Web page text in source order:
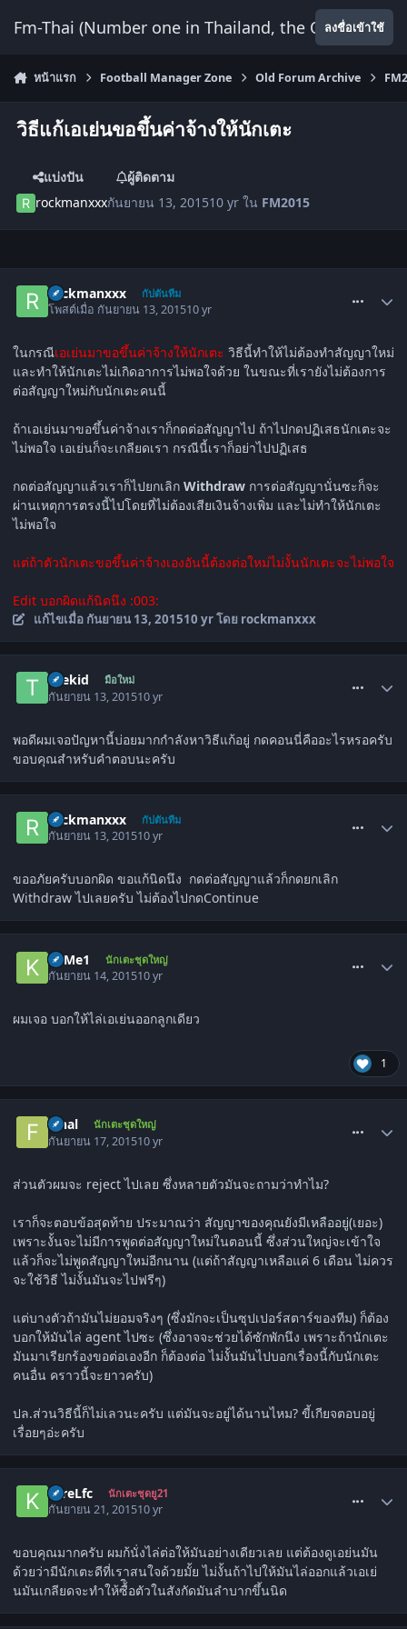
Fm-Thai (Number one in Thailand, the Onlyลงชื่อเข้าใช้
หน้าแรก Football Manager Zone Old Forum Archive
วิธีแก้เอเย่นขอขึ้นค่าจ้างให้นักเตะ
แบ่งปัน
ผู้ติดตาม
rockmanxxxกันยายน 13, 201510 yr ใน FM2015
rockmanxxx กัปตันทีม
โพสต์เมื่อ กันยายน 13, 201510 yr
ในกรณีเอเย่นมาขอขึ้นค่าจ้างให้นักเตะ วิธีนี้ทำให้ไม่ต้องทำสัญญาใหม่
และทำให้นักเตะไม่เกิดอาการไม่พอใจด้วย ในขณะที่เรายังไม่ต้องการ
ต่อสัญญาใหม่กับนักเตะคนนี้
ถ้าเอเย่นมาขอขึ้นค่าจ้างเราก็กดต่อสัญญาไป ถ้าไปกดปฏิเสธนักเตะจะ
ไม่พอใจ เอเย่นก็จะเกลียดเรา กรณีนี้เราก็อย่าไปปฏิเสธ
กดต่อสัญญาแล้วเราก็ไปยกเลิก Withdraw การต่อสัญญานั่นซะก็จะ
ผ่านเหตุการตรงนี้ไปโดยที่ไม่ต้องเสียเงินจ้างเพิ่ม และไม่ทำให้นักเตะ
ไม่พอใจ
แต่ถ้าตัวนักเตะขอขึ้นค่าจ้างเองอันนี้ต้องต่อใหม่ไม่งั้นนักเตะจะไม่พอใจ
Edit บอกผิดแก้นิดนึง :003:
แก้ไขเมื่อ กันยายน 13, 201510 yrโดย rockmanxxx
thekid มือใหม่
กันยายน 13, 201510 yr
พอดีผมเจอปัญหานี้บ่อยมากกำลังหาวิธีแก้อยู่ กดคอนนี่คืออะไรหรอครับ
ขอบคุณสำหรับคำตอบนะครับ
rockmanxxx กัปตันทีม
กันยายน 13, 201510 yr
ขออภัยครับบอกผิด ขอแก้นิดนึง กดต่อสัญญาแล้วก็กดยกเลิก
Withdraw ไปเลยครับ ไม่ต้องไปกดContinue
KaMe1 นักเตะชุดใหญ่
กันยายน 14, 201510 yr
ผมเจอ บอกให้ไล่เอเย่นออกลูกเดียว
1
Final นักเตะชุดใหญ่
กันยายน 17, 201510 yr
ส่วนตัวผมจะ reject ไปเลย ซึ่งหลายตัวมันจะถามว่าทำไม?
เราก็จะตอบข้อสุดท้าย ประมาณว่า สัญญาของคุณยังมีเหลืออยู่(เยอะ)
เพราะงั้นจะไม่มีการพูดต่อสัญญาใหม่ในตอนนี้ ซึ่งส่วนใหญ่จะเข้าใจ
แล้วก็จะไม่พูดสัญญาใหม่อีกนาน (แต่ถ้าสัญญาเหลือแค่ 6 เดือน ไม่ควร
จะใช้วิธี ไม่งั้นมันจะไปฟรีๆ)
แต่บางตัวถ้ามันไม่ยอมจริงๆ (ซึ่งมักจะเป็นซุปเปอร์สตาร์ของทีม) ก็ต้อง
บอกให้มันไล่ agent ไปซะ (ซึ่งอาจจะช่วยได้ซักพักนึง เพราะถ้านักเตะ
มันมาเรียกร้องขอต่อเองอีก ก็ต้องต่อ ไม่งั้นมันไปบอกเรื่องนี้กับนักเตะ
คนอื่น คราวนี้จะยาวครับ)
ปล.ส่วนวิธีนี้ก็ไม่เลวนะครับ แต่มันจะอยู่ได้นานไหม? ขี้เกียจตอบอยู่
เรื่อยๆอ่ะครับ
KtreLfc นักเตะชุดยู21
กันยายน 21, 201510 yr
ขอบคุณมากครับ ผมก้นั่งไล่ต่อให้มันอย่างเดียวเลย แต่ต้องดูเอย่นมัน
ด้วยว่ามีนักเตะดีที่เราสนใจด้วยมั้ย ไม่งั้นถ้าไปให้มันไล่ออกแล้วเอเย่
นมันเกลียดจะทำให้ซื้ิอตัวในสังกัดมันลำบากขึ้นนิด